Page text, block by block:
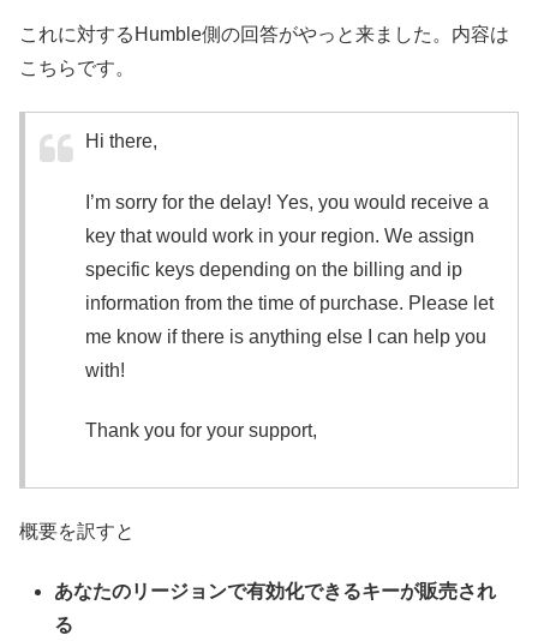
これに対するHumble側の回答がやっと来ました。内容は
こちらです。
Hi there,
I’m sorry for the delay! Yes, you would receive a
key that would work in your region. We assign
specific keys depending on the billing and ip
information from the time of purchase. Please let
me know if there is anything else I can help you
with!
Thank you for your support,
概要を訳すと
あなたのリージョンで有効化できるキーが販売され
る